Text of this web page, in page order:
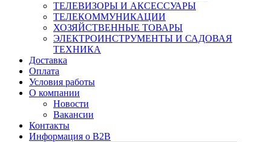
ТЕЛЕВИЗОРЫ И АКСЕССУАРЫ
ТЕЛЕКОММУНИКАЦИИ
ХОЗЯЙСТВЕННЫЕ ТОВАРЫ
ЭЛЕКТРОИНСТРУМЕНТЫ И САДОВАЯ
ТЕХНИКА
Доставка
Оплата
Условия работы
О компании
Новости
Вакансии
Контакты
Информация о B2B